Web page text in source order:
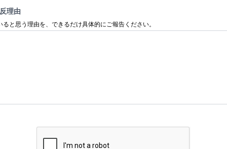
理由
ると思う理由を、できるだけ具体的にご報告ください。